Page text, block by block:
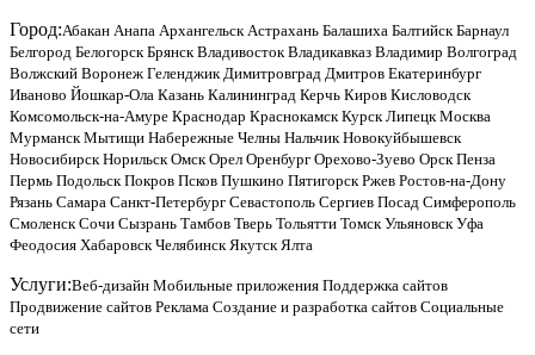
Город:Абакан Анапа Архангельск Астрахань Балашиха Балтийск Барнаул
Белгород Белогорск Брянск Владивосток Владикавказ Владимир Волгоград
Волжский Воронеж Геленджик Димитровград Дмитров Екатеринбург
Иваново Йошкар-Ола Казань Калининград Керчь Киров Кисловодск
Комсомольск-на-Амуре Краснодар Краснокамск Курск Липецк Москва
Мурманск Мытищи Набережные Челны Нальчик Новокуйбышевск
Новосибирск Норильск Омск Орел Оренбург Орехово-Зуево Орск Пенза
Пермь Подольск Покров Псков Пушкино Пятигорск Ржев Ростов-на-Дону
Рязань Самара Санкт-Петербург Севастополь Сергиев Посад Симферополь
Смоленск Сочи Сызрань Тамбов Тверь Тольятти Томск Ульяновск Уфа
Феодосия Хабаровск Челябинск Якутск Ялта
Услуги:Веб-дизайн Мобильные приложения Поддержка сайтов
Продвижение сайтов Реклама Создание и разработка сайтов Социальные
сети